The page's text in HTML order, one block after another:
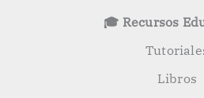
🎓 Recursos
Libros